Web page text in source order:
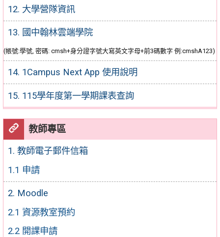
12. 大學營隊資訊
13. 國中翰林雲端學院
(帳號:學號, 密碼: cmsh+身分證字號大寫英文字母+前3碼數字 例:cmshA123)
14. 1Campus Next App 使用說明
15. 115學年度第一學期課表查詢
教師專區
1. 教師電子郵件信箱
1.1 申請
2. Moodle
2.1 資源教室預約
2.2 開課申請